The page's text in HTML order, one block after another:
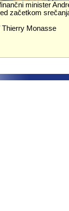
minister
začetkom
Thierry Monasse